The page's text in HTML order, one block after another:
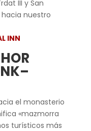
III y San
nuestro
INN
el monasterio
«mazmorra
turísticos más